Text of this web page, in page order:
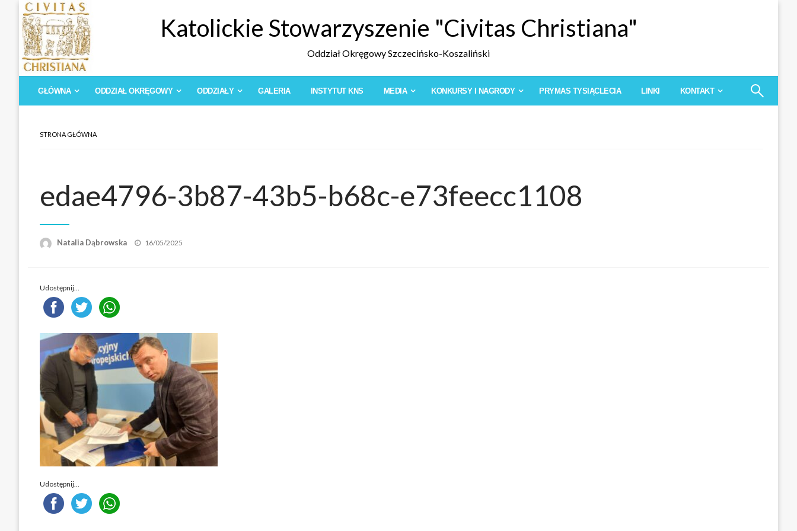
content
Katolickie Stowarzyszenie "Civitas Christiana"
Oddział Okręgowy Szczecińsko-Koszaliński
GŁÓWNA ODDZIAŁ OKRĘGOWY ODDZIAŁY GALERIA INSTYTUT KNS MEDIA KONKURSY I NAGRODY PRYMAS TYSIĄCLECIA LINKI KONTAKT
STRONA GŁÓWNA
edae4796-3b87-43b5-b68c-e73feecc1108
Natalia Dąbrowska
Opublikowane
16/05/2025
Udostępnij...
Udostępnij...